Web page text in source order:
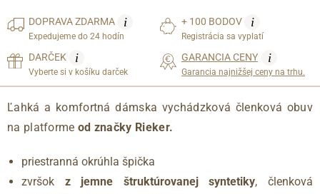
DOPRAVAZDARMA i
Expedujeme do 24 hodín
+ 100 BODOV i
Registrácia sa vyplatí
DARČEK i
Vyberte si v košíku darček
GARANCIA CENY i
Garancia najnižšej ceny na trhu.
Ľahká a komfortná dámska vychádzková členková obuv
na platforme od značky Rieker.
priestranná okrúhla špička
zvršok z jemne štruktúrovanej syntetiky, členková